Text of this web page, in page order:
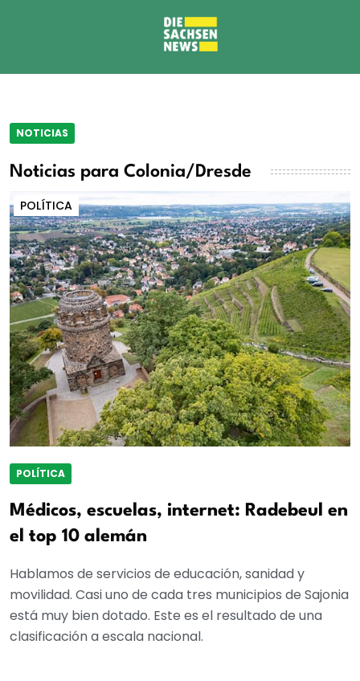
NOTICIAS
Noticias para Colonia/Dresde
POLÍTICA
POLÍTICA
Médicos, escuelas, internet: Radebeul en
el top 10 alemán
Hablamos de servicios de educación, sanidad y
movilidad. Casi uno de cada tres municipios de Sajonia
está muy bien dotado. Este es el resultado de una
clasificación a escala nacional.